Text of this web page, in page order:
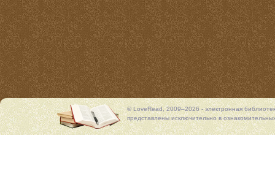
© LoveRead, 2009–2026 - электронная
представлены исключительно в